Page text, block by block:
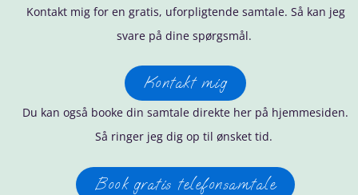
Kontakt mig for en gratis, uforpligtende samtale. Så kan jeg
svare på dine spørgsmål.
Kontakt mig
Du kan også booke din samtale direkte her på hjemmesiden.
Så ringer jeg dig op til ønsket tid.
Book gratis telefonsamtale